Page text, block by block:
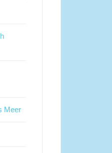
Meer